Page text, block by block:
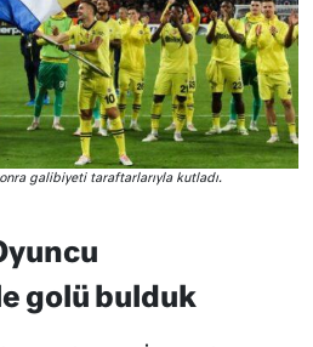
galibiyeti taraftarlarıyla kutladı.
golü bulduk